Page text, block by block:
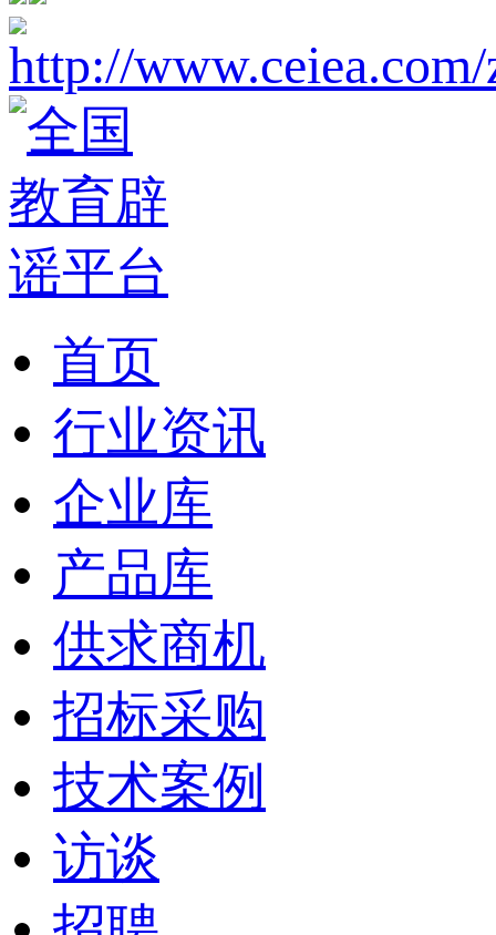
首页
行业资讯
企业库
产品库
供求商机
招标采购
技术案例
访谈